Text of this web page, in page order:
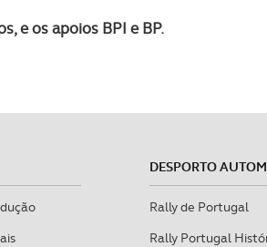
e os apoios BPI e BP.
DESPORTO
Rally de Portugal
Rally Portugal